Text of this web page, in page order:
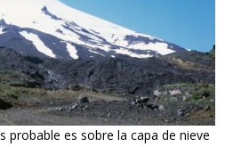
probable es sobre la capa de nieve